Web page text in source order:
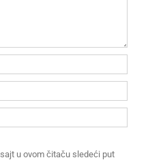
u ovom čitaču sledeći put